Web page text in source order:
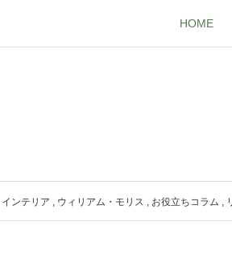
HOME
インテリア , ウィリアム・モリス , お役立ちコラム ,